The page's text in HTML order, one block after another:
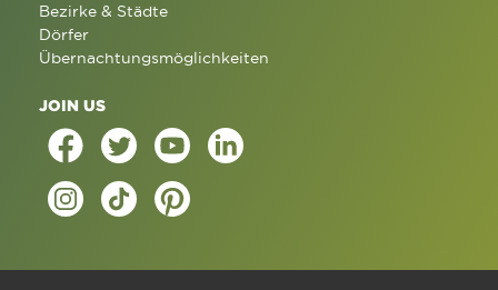
Bezirke & Städte
Dörfer
Übernachtungsmöglichkeiten
JOIN US